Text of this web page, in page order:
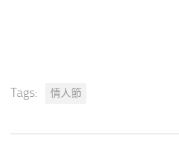
Tags: 情人節